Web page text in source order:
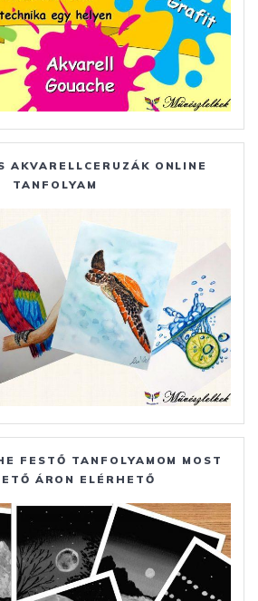
AKVARELLCERUZÁK ONLINE
TANFOLYAM
FESTŐ TANFOLYAMOM MOST
ÁRON ELÉRHETŐ